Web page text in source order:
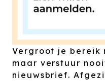
Vergroot je bereik
maar verstuur
nieuwsbrief.